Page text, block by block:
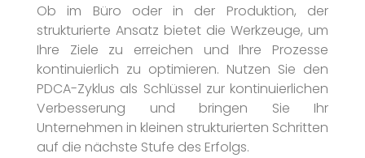
Ob im Büro oder in der Produktion, der
strukturierte Ansatz bietet die Werkzeuge, um
Ihre Ziele zu erreichen und Ihre Prozesse
kontinuierlich zu optimieren. Nutzen Sie den
PDCA-Zyklus als Schlüssel zur kontinuierlichen
Verbesserung und bringen Sie Ihr
Unternehmen in kleinen strukturierten Schritten
auf die nächste Stufe des Erfolgs.